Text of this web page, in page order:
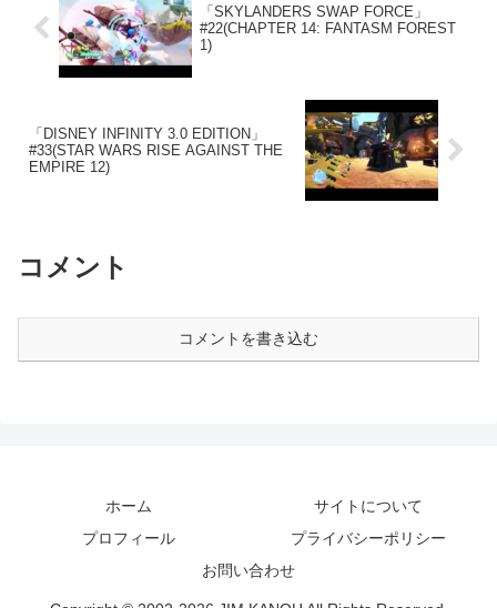
「SKYLANDERS SWAP FORCE」
#22(CHAPTER 14: FANTASM FOREST
1)
「DISNEY INFINITY 3.0 EDITION」
#33(STAR WARS RISE AGAINST THE
EMPIRE 12)
コメント
コメントを書き込む
ホーム
サイトについて
プロフィール
プライバシーポリシー
お問い合わせ